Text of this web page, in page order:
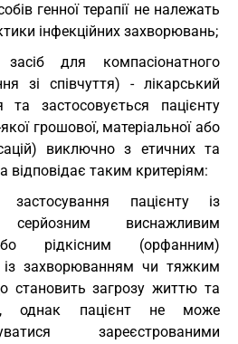
генної терапії не належать
інфекційних захворювань;
для компасіонатного
зі співчуття) - лікарський
застосовується пацієнту
грошової, матеріальної або
виключно з етичних та
відповідає таким критеріям:
пацієнту із
виснажливим
рідкісним (орфанним)
захворюванням чи тяжким
становить загрозу життю та
однак пацієнт не може
зареєстрованими